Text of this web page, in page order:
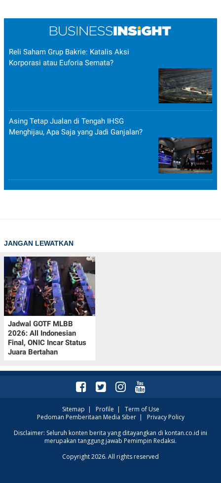
Reli Saham Grup Bakrie: Katalis Aksi
Korporasi atau Euforia Semata?
Asing Tetap Jualan di Tengah IHSG
Menghijau, Apa Saja yang Jadi Ganjalan?
JANGAN LEWATKAN
Jadwal GOTF MLBB
2026: All Indonesian
Final, ONIC Incar Status
Juara Bertahan
Sitemap | Profile | Term of Use
Pedoman Pemberitaan Media Siber| Privacy Policy
Disclaimer: Seluruh konten berita yang ditayangkan di kontan.co.id ini
merupakan tanggung jawab Pemimpin Redaksi.
Copyright 2026. All rights reserved